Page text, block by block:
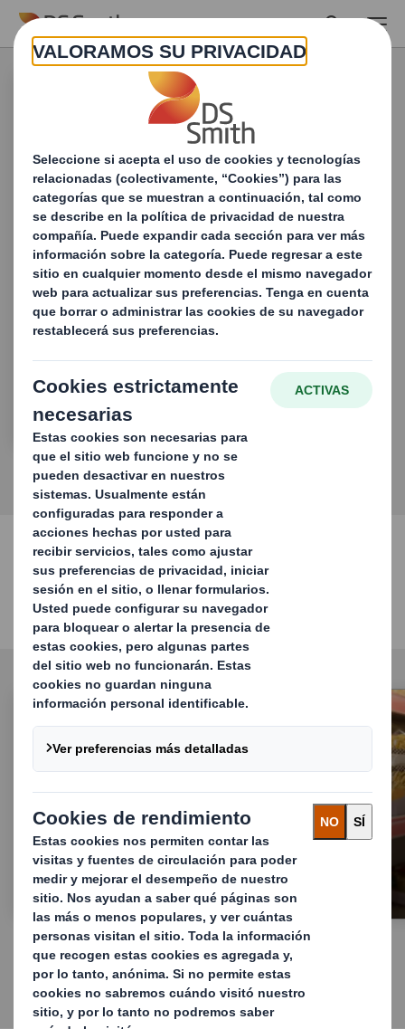
Skip to main content
Retail Packaging
Nuestras soluciones para el
comercio minorista
Embalajes para tránsito y transporte